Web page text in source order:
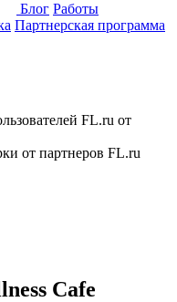
Блог Работы
Партнерская программа
FL.ru от
от партнеров FL.ru
Cafe